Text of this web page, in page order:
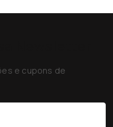
e cupons de